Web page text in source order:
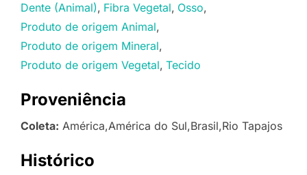
Dente (Animal) Fibra Vegetal Osso
Produto de origem Animal
Produto de origem Mineral
Produto de origem Vegetal Tecido
Proveniência
Coleta: América,América do Sul,Brasil,Rio Tapajos
Histórico